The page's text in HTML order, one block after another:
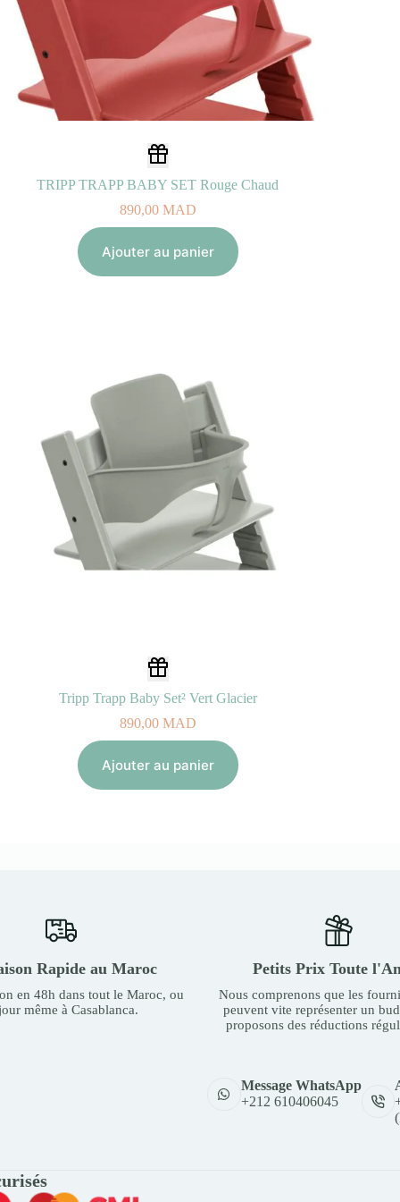
TRIPP TRAPP BABY SET Rouge Chaud
890,00MAD
Ajouter au panier
Tripp Trapp Baby Set² Vert Glacier
890,00MAD
Ajouter au panier
Rapide au Maroc
en 48h dans tout le Maroc, ou
même à Casablanca.
Petits Prix Toute
Nous comprenons que les
peuvent vite représenter un
proposons des réductions
Message WhatsApp
+212 610406045